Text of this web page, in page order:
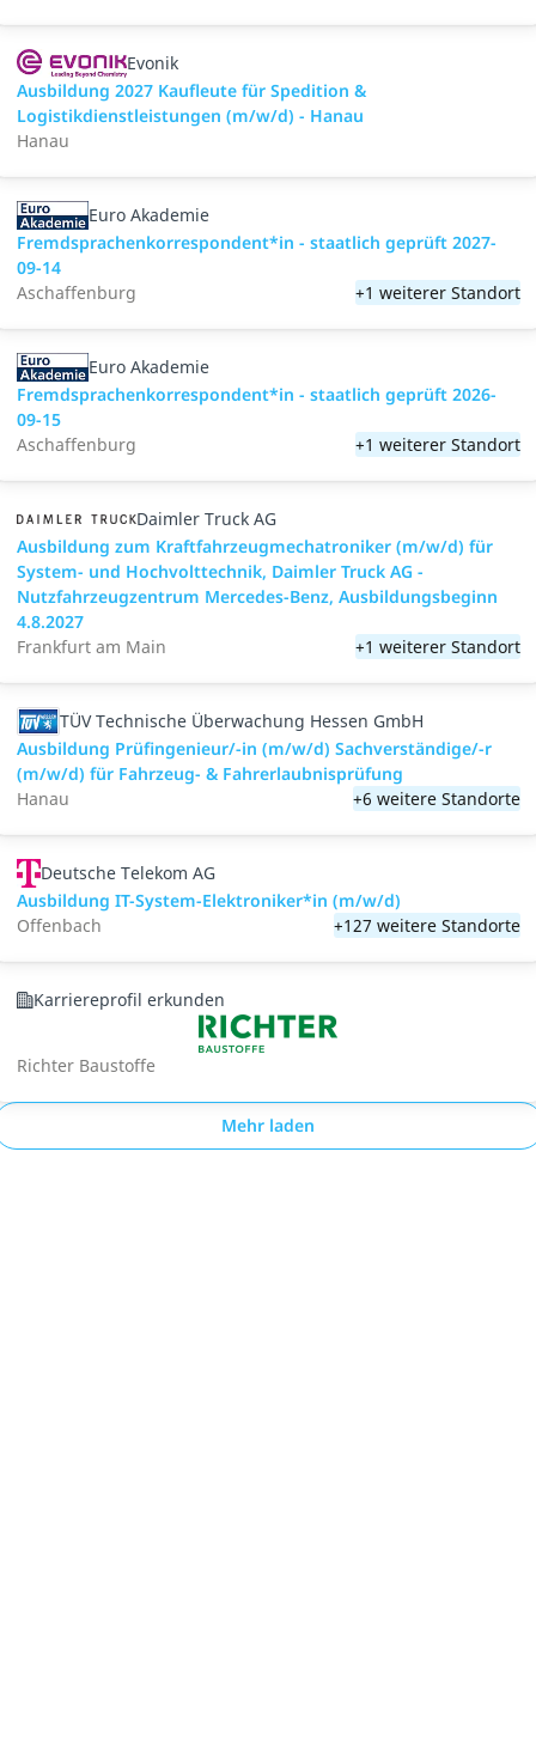
Evonik
Ausbildung 2027 Kaufleute für Spedition &
Logistikdienstleistungen (m/w/d) - Hanau
Hanau
Euro Akademie
Fremdsprachenkorrespondent*in - staatlich geprüft 2027-
09-14
Aschaffenburg
+1 weiterer Standort
Euro Akademie
Fremdsprachenkorrespondent*in - staatlich geprüft 2026-
09-15
Aschaffenburg
+1 weiterer Standort
Daimler Truck AG
Ausbildung zum Kraftfahrzeugmechatroniker (m/w/d) für
System- und Hochvolttechnik, Daimler Truck AG -
Nutzfahrzeugzentrum Mercedes-Benz, Ausbildungsbeginn
4.8.2027
Frankfurt am Main
+1 weiterer Standort
TÜV Technische Überwachung Hessen GmbH
Ausbildung Prüfingenieur/-in (m/w/d) Sachverständige/-r
(m/w/d) für Fahrzeug- & Fahrerlaubnisprüfung
Hanau
+6 weitere Standorte
Deutsche Telekom AG
Ausbildung IT-System-Elektroniker*in (m/w/d)
Offenbach
+127 weitere Standorte
Karriereprofil erkunden
Richter Baustoffe
Mehr laden